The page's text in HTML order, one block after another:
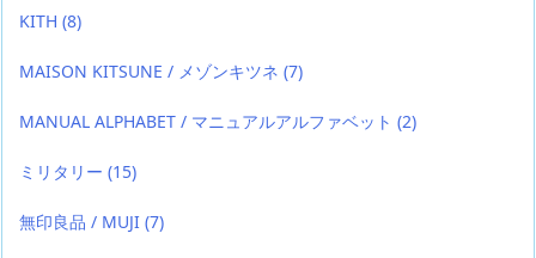
KITH (8)
MAISON KITSUNE / メゾンキツネ (7)
MANUAL ALPHABET / マニュアルアルファベット (2)
ミリタリー (15)
無印良品 / MUJI (7)